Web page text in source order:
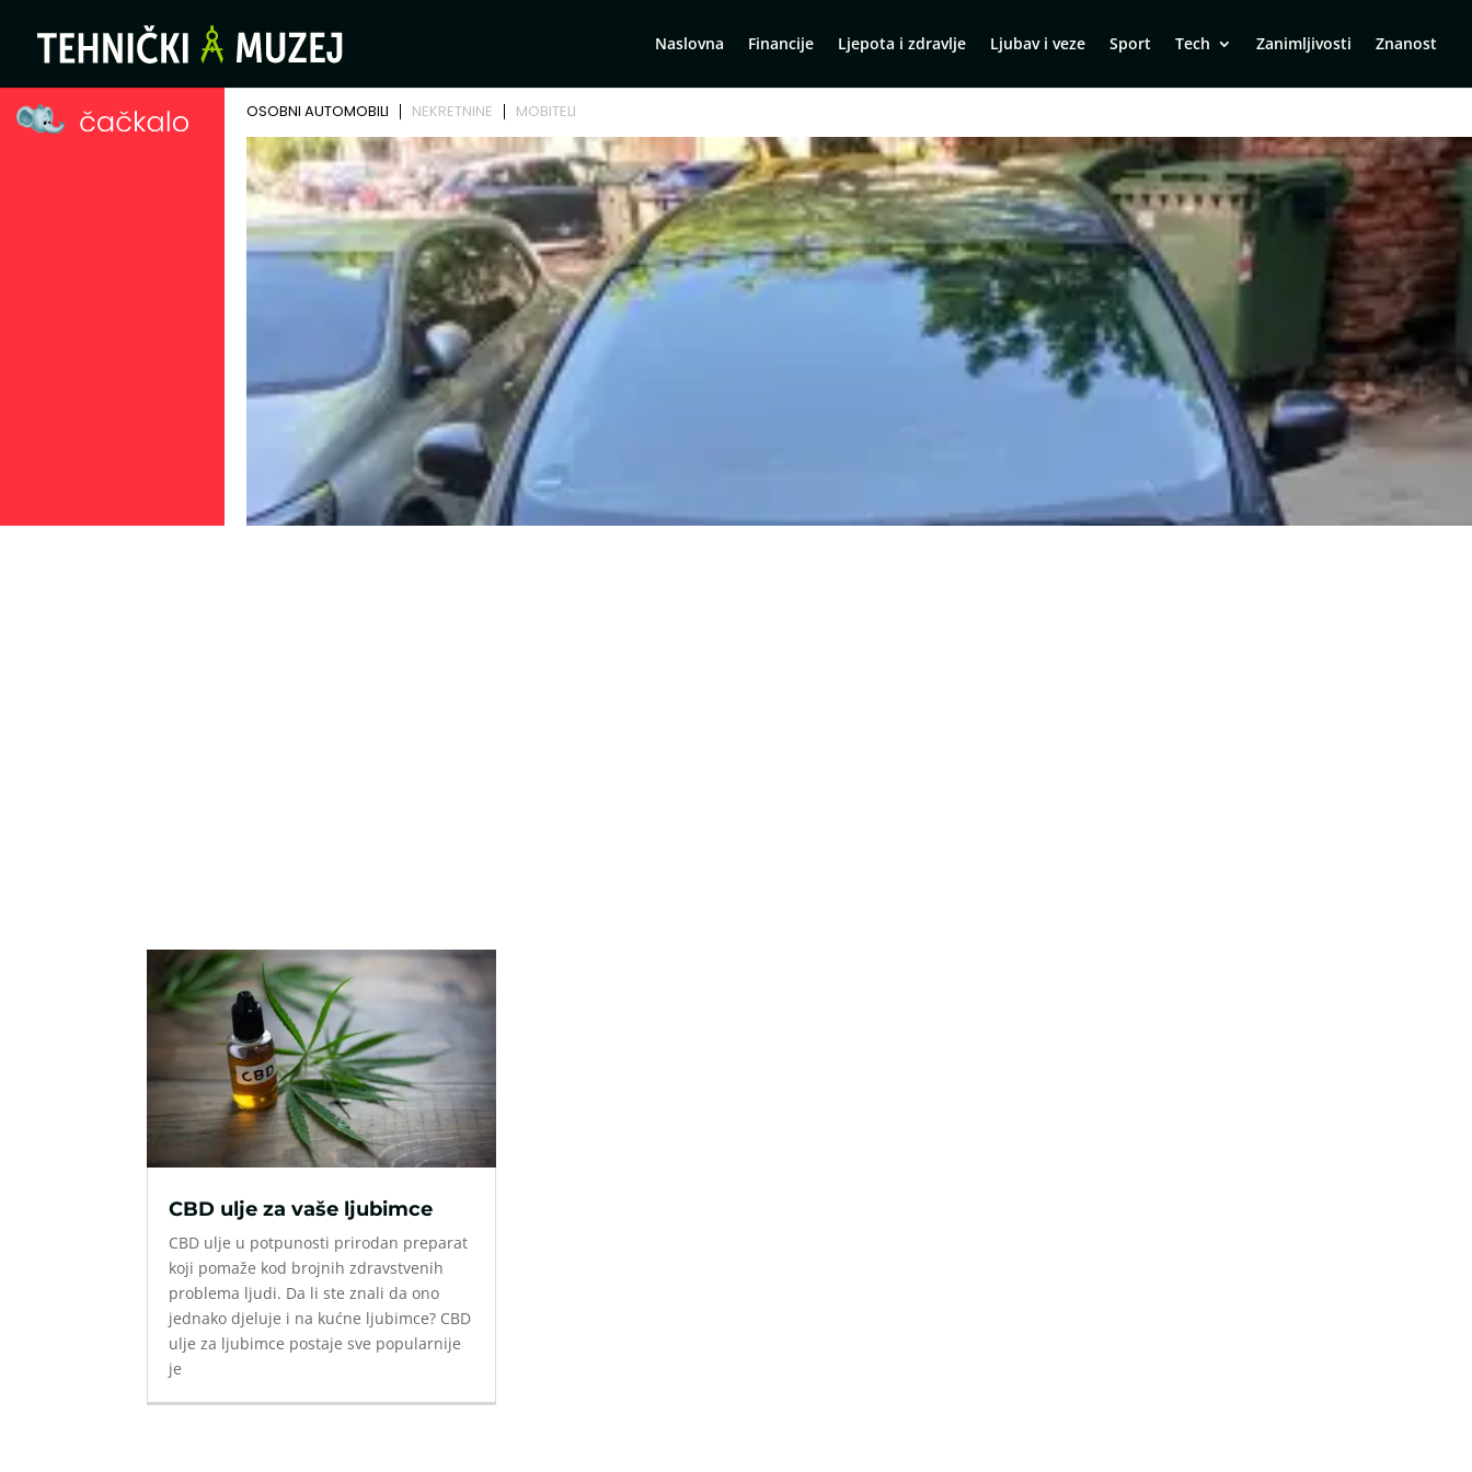
Naslovna Financije Ljepota i zdravlje Ljubav i veze Sport Tech Zanimljivosti Znanost
CBD ulje za vaše ljubimce
CBD ulje u potpunosti prirodan preparat
koji pomaže kod brojnih zdravstvenih
problema ljudi. Da li ste znali da ono
jednako djeluje i na kućne ljubimce? CBD
ulje za ljubimce postaje sve popularnije
je